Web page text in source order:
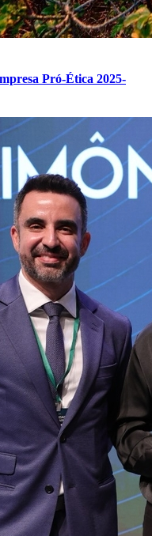
Pró-Ética 2025-